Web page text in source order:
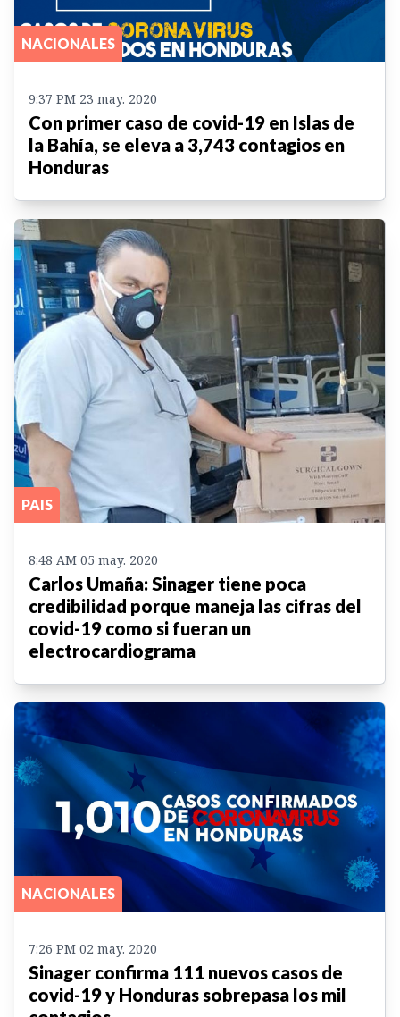
NACIONALES
9:37 PM 23 may. 2020
Con primer caso de covid-19 en Islas de
la Bahía, se eleva a 3,743 contagios en
Honduras
PAIS
8:48 AM 05 may. 2020
Carlos Umaña: Sinager tiene poca
credibilidad porque maneja las cifras del
covid-19 como si fueran un
electrocardiograma
NACIONALES
7:26 PM 02 may. 2020
Sinager confirma 111 nuevos casos de
covid-19 y Honduras sobrepasa los mil